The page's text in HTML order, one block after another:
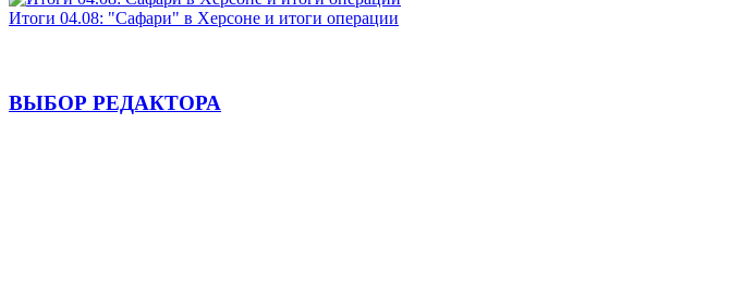
Итоги 04.08: "Сафари" в Херсоне и итоги операции
ВЫБОР РЕДАКТОРА